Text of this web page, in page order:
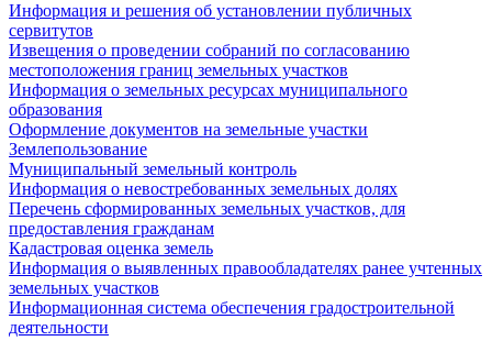
Информация и решения об установлении публичных
сервитутов
Извещения о проведении собраний по согласованию
местоположения границ земельных участков
Информация о земельных ресурсах муниципального
образования
Оформление документов на земельные участки
Землепользование
Муниципальный земельный контроль
Информация о невостребованных земельных долях
Перечень сформированных земельных участков, для
предоставления гражданам
Кадастровая оценка земель
Информация о выявленных правообладателях ранее учтенных
земельных участков
Информационная система обеспечения градостроительной
деятельности